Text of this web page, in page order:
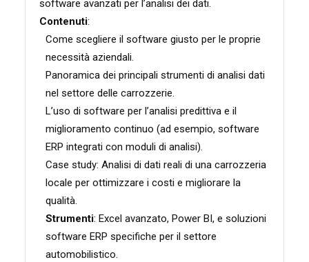
software avanzati per l’analisi dei dati.
Contenuti:
Come scegliere il software giusto per le proprie
necessità aziendali.
Panoramica dei principali strumenti di analisi dati
nel settore delle carrozzerie.
L’uso di software per l’analisi predittiva e il
miglioramento continuo (ad esempio, software
ERP integrati con moduli di analisi).
Case study: Analisi di dati reali di una carrozzeria
locale per ottimizzare i costi e migliorare la
qualità.
Strumenti: Excel avanzato, Power BI, e soluzioni
software ERP specifiche per il settore
automobilistico.